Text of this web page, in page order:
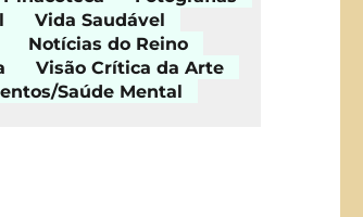
Vida Saudável
Notícias do Reino
Visão Crítica da Arte
Saúde Mental